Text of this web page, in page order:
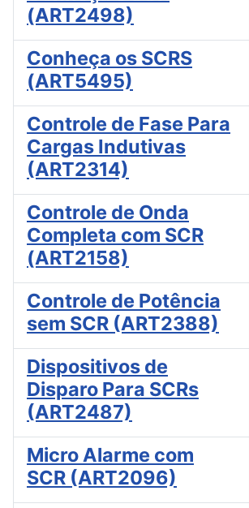
(ART2498)
Conheça os SCRS
(ART5495)
Controle de Fase Para
Cargas Indutivas
(ART2314)
Controle de Onda
Completa com SCR
(ART2158)
Controle de Potência
sem SCR (ART2388)
Dispositivos de
Disparo Para SCRs
(ART2487)
Micro Alarme com
SCR (ART2096)